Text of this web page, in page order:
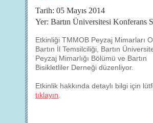
Tarih: 05 Mayıs 2014
Yer: Bartın Üniversitesi Konferans
Etkinliği TMMOB Peyzaj Mimarları
Bartın İl Temsilciliği, Bartın
Peyzaj Mimarlığı Bölümü ve Bartın
Bisikletliler Derneği düzenliyor.
Etkinlik hakkında detaylı bilgi için
tıklayın